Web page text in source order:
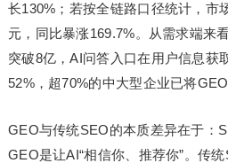
长130%；若按全链路口径统计，市
元，同比暴涨169.7%。从需求端来
突破8亿，AI问答入口在用户信息获
52%，超70%的中大型企业已将
GEO与传统SEO的本质差异在于：
GEO是让AI“相信你、推荐你”。传